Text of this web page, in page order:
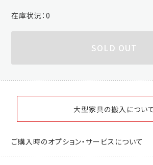
在庫状況：0
SOLD OUT
大型家具の搬入について
ご購入時のオプション・サービスについて